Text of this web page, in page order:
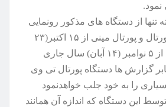
نمود.
از دستگاه های مذکور رونمایی
نمود و دستگاه های پورتال و پورتال مینی از ۱۵ اکتبر(۲۳
مهر) و پورتال تی وی از ۵ نوامبر (۱۴ آبان) سال جاری
گزارش ها دستگاه پورتال تی وی
بسیاری را به خود جلب خواهدنمود
توسط این دستگاه که اندازه آن همانند